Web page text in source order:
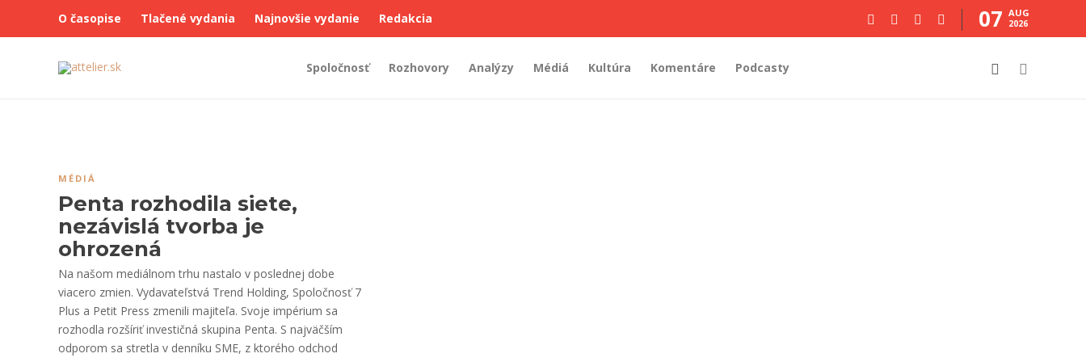
O časopise Tlačené vydania Najnovšie vydanie Redakcia 07 AUG
2026
Spoločnosť Rozhovory Analýzy Médiá Kultúra Komentáre Podcasty
MÉDIÁ
Penta rozhodila siete,
nezávislá tvorba je
ohrozená
Na našom mediálnom trhu nastalo v poslednej dobe
viacero zmien. Vydavateľstvá Trend Holding, Spoločnosť 7
Plus a Petit Press zmenili majiteľa. Svoje impérium sa
rozhodla rozšíriť investičná skupina Penta. S najväčším
odporom sa stretla v denníku SME, z ktorého odchod